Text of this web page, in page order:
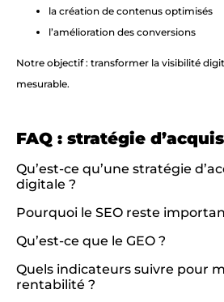
la création de contenus optimisés
l’amélioration des conversions
Notre objectif : transformer la visibilité
mesurable.
FAQ : stratégie
Qu’est-ce qu’une stratégie
digitale ?
Pourquoi le SEO reste
Qu’est-ce que le GEO ?
Quels indicateurs suivre pour
rentabilité ?